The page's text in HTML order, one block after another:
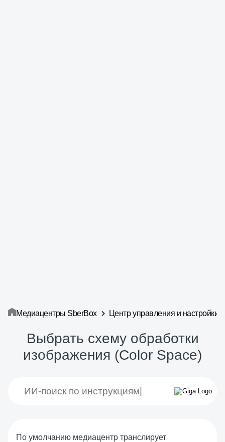
Медиацентры SberBox Центр управления и настройки
Выбрать схему обработки
изображения (Color Space)
По умолчанию медиацентр транслирует